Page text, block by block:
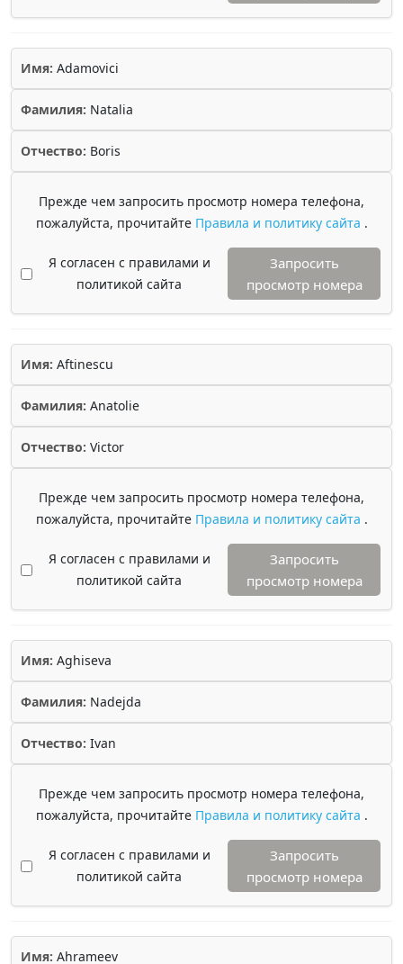
Имя: Adamovici
Фамилия: Natalia
Отчество: Boris
Прежде чем запросить просмотр номера телефона,
пожалуйста, прочитайте Правила и политику сайта .
Я согласен с правилами и
политикой сайта
Запросить
просмотр номера
Имя: Aftinescu
Фамилия: Anatolie
Отчество: Victor
Прежде чем запросить просмотр номера телефона,
пожалуйста, прочитайте Правила и политику сайта .
Я согласен с правилами и
политикой сайта
Запросить
просмотр номера
Имя: Aghiseva
Фамилия: Nadejda
Отчество: Ivan
Прежде чем запросить просмотр номера телефона,
пожалуйста, прочитайте Правила и политику сайта .
Я согласен с правилами и
политикой сайта
Запросить
просмотр номера
Имя: Ahrameev